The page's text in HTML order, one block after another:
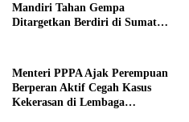
Mandiri Tahan Gempa
Ditargetkan Berdiri di Sumatra
Menteri PPPA Ajak Perempuan
Berperan Aktif Cegah Kasus
Kekerasan di Lembaga